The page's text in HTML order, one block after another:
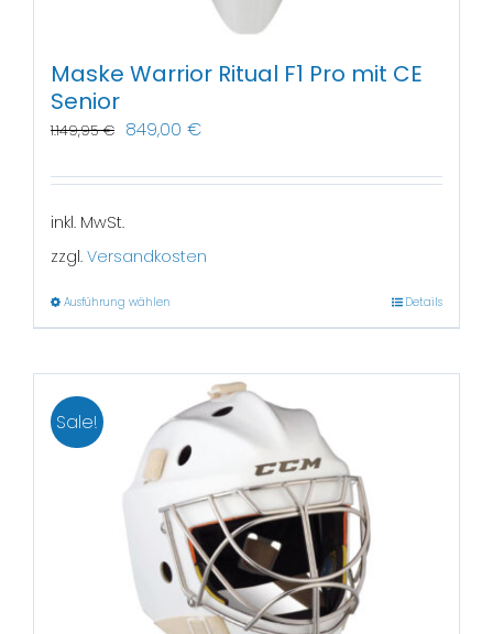
Maske Warrior Ritual F1 Pro mit CE
Senior
1.149,95€ 849,00 €
inkl. MwSt.
zzgl. Versandkosten
Ausführung wählen Details
Sale!